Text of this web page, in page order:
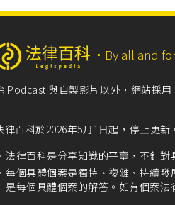
‧ By all and
Podcast 與自製影片以外，網站採用
律百科於2026年5月1日起，停止更
法律百科是分享知識的平臺，不針
每個具體個案是獨特、複雜、持續
是每個具體個案的解答。如有個案法